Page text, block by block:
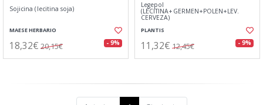
Sojicina (lecitina soja)
MAESE HERBARIO
18,32€ 20,15€ - 9%
Legepol
(LECITINA+GERMEN+POLEN+LEV.
CERVEZA)
PLANTIS
11,32€ 12,45€ - 9%